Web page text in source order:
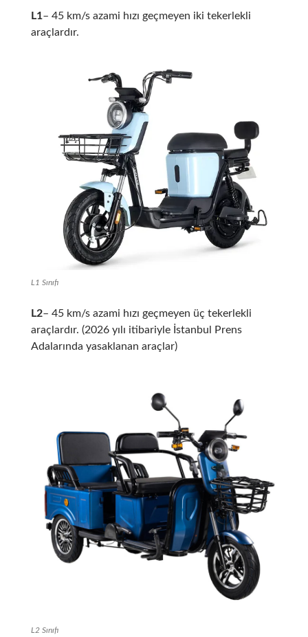
L1– 45 km/s azami hızı geçmeyen iki tekerlekli
araçlardır.
L1 Sınıfı
L2– 45 km/s azami hızı geçmeyen üç tekerlekli
araçlardır. (2026 yılı itibariyle İstanbul Prens
Adalarında yasaklanan araçlar)
L2 Sınıfı